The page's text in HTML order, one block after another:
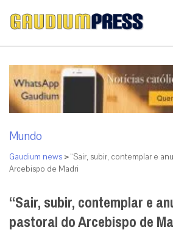
Mundo
Gaudium news >“Sair, subir, contemplar e
Arcebispo de Madri
“Sair, subir, contemplar e
pastoral do Arcebispo de